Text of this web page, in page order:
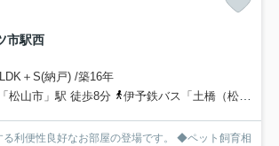
市駅西
＋S(納戸) /築16年
松山市」駅 徒歩8分
伊予鉄バス「土橋（松山市）」バス停下車 徒歩2分
る利便性良好なお部屋の登場です。 ◆ペット飼育相